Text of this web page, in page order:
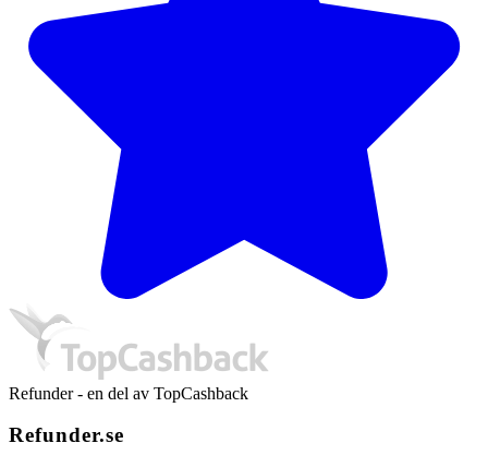
Refunder - en del av TopCashback
Refunder.se